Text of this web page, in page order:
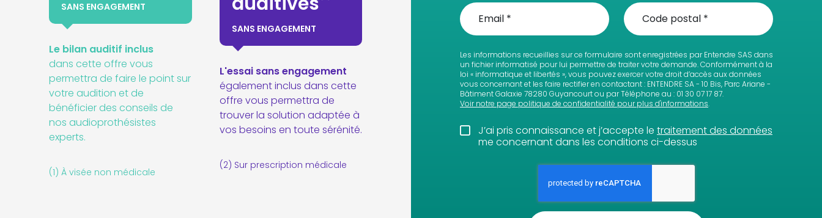
SANS ENGAGEMENT
Le bilan auditif inclus
dans cette offre vous
permettra de faire le point sur
votre audition et de
bénéficier des conseils de
nos audioprothésistes
experts.
(1) À visée non médicale
SANS ENGAGEMENT
L'essai sans engagement
également inclus dans cette
offre vous permettra de
trouver la solution adaptée à
vos besoins en toute sérénité.
(2) Sur prescription médicale
Les informations recueillies sur ce formulaire sont enregistrées par Entendre SAS dans
un fichier informatisé pour lui permettre de traiter votre demande. Conformément à la
loi « informatique et libertés », vous pouvez exercer votre droit d’accès aux données
vous concernant et les faire rectifier en contactant : ENTENDRE SA - 10 Bis, Parc Ariane -
Bâtiment Galaxie 78280 Guyancourt ou par Téléphone au : 01 30 07 17 87.
Voir notre page politique de confidentialité pour plus d'informations.
J’ai pris connaissance et j’accepte le traitement des données
me concernant dans les conditions ci-dessus